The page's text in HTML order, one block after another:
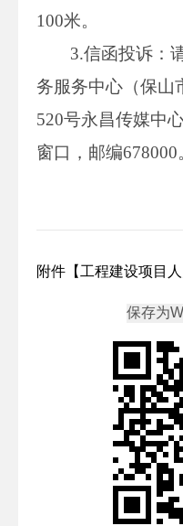
100米。
3.信函投诉：
务服务中心（保山
520号永昌传媒中
窗口，邮编678000
附件【 工程建设项目